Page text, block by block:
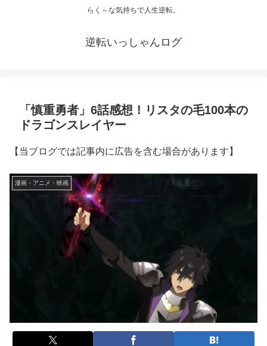
らく～な気持ちで人生逆転。
逆転いっしゃんログ
「慎重勇者」6話感想！リスタの毛100本の
ドラゴンスレイヤー
【当ブログでは記事内に広告を含む場合があります】
漫画・アニメ・映画